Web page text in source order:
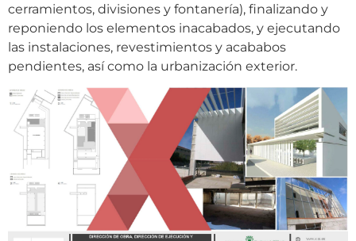
cerramientos, divisiones y fontanería), finalizando y
reponiendo los elementos inacabados, y ejecutando
las instalaciones, revestimientos y acababos
pendientes, así como la urbanización exterior.